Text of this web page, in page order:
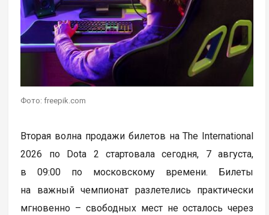
Фото: freepik.com
Вторая волна продажи билетов на The International
2026 по Dota 2 стартовала сегодня, 7 августа,
в 09:00 по московскому времени. Билеты
на важный чемпионат разлетелись практически
мгновенно – свободных мест не осталось через